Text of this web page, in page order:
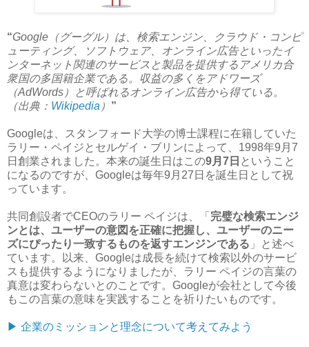
“Google（グーグル）は、検索エンジン、クラウド・コンピ
ューティング、ソフトウェア、オンライン広告といったイ
ンターネット関連のサービスと製品を提供するアメリカ合
衆国の多国籍企業である。収益の多くをアドワーズ
（AdWords）と呼ばれるオンライン広告から得ている。
（出典： Wikipedia ） ”
Googleは、スタンフォード大学の博士課程に在籍していた
ラリー・ペイジとセルゲイ・ブリンによって、1998年9月7
日創業されました。本来の誕生日はこの9月7日 ということ
になるのですが、Googleは毎年9月27日を誕生日として祝
っています。
共同創設者でCEOのラリー ペイジは、「 完璧な検索エンジ
ンとは、ユーザーの意図を正確に把握し、ユーザーのニー
ズにぴったり一致するものを返すエンジンである 」と述べ
ています。以来、Googleは成長を続けて検索以外のサービ
スも提供するようになりましたが、ラリー ペイジの言葉の
真意は変わらないとのことです。Googleが会社として今後
もこの言葉の意味を実践することを祈りたいものです。
▶︎ 企業のミッションと理念について考えてみよう